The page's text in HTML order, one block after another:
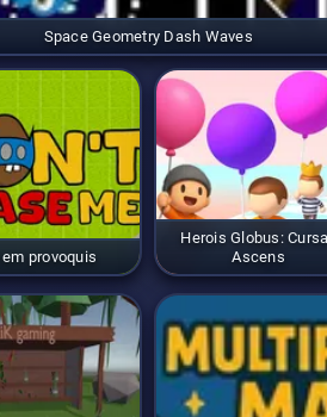
Space Geometry Dash Waves
em provoquis
Herois Globus:
Ascens